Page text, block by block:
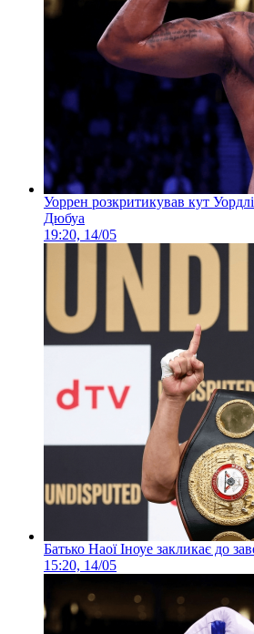
Уоррен розкритикував кут
Дюбуа
19:20, 14/05
Батько Наої Іноуе закликає до
15:20, 14/05